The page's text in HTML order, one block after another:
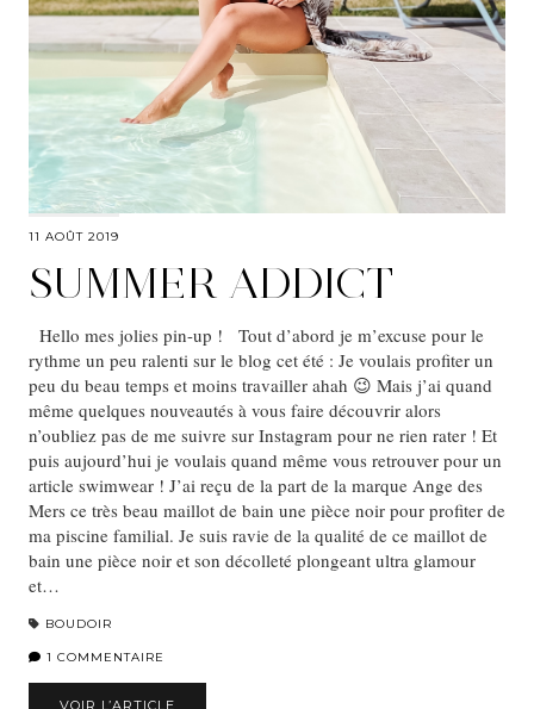
11 AOÛT 2019
SUMMER ADDICT
Hello mes jolies pin-up ! Tout d’abord je m’excuse pour le
rythme un peu ralenti sur le blog cet été : Je voulais profiter un
peu du beau temps et moins travailler ahah 😉 Mais j’ai quand
même quelques nouveautés à vous faire découvrir alors
n’oubliez pas de me suivre sur Instagram pour ne rien rater ! Et
puis aujourd’hui je voulais quand même vous retrouver pour un
article swimwear ! J’ai reçu de la part de la marque Ange des
Mers ce très beau maillot de bain une pièce noir pour profiter de
ma piscine familial. Je suis ravie de la qualité de ce maillot de
bain une pièce noir et son décolleté plongeant ultra glamour
et…
BOUDOIR
1 COMMENTAIRE
VOIR L’ARTICLE